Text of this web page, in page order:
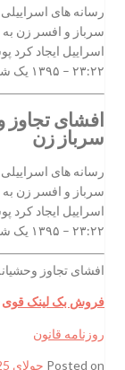
سرباز و افسر زن
اسراییل ایجاد کرد
۲۳:۲۲ – ۱۳۹۵ یک شنبه ۳ مرداد
سرباز زن
سرباز و افسر زن
اسراییل ایجاد کرد
۲۳:۲۲ – ۱۳۹۵ یک شنبه ۳ مرداد
افشای تجاوز وحشیانه
فروش بک لینک قوی
روزنامه قانون
Posted on جولای 25, 2016